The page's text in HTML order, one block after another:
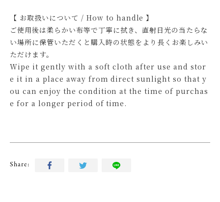
【 お取扱いについて / How to handle 】
ご使用後は柔らかい布等で丁寧に拭き、直射日光の当たらな
い場所に保管いただくと購入時の状態をより長くお楽しみい
ただけます。
Wipe it gently with a soft cloth after use and stor
e it in a place away from direct sunlight so that y
ou can enjoy the condition at the time of purchas
e for a longer period of time.
Share: